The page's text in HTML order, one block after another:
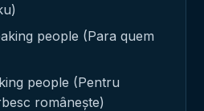
people (Para quem
people (Pentru
românește)